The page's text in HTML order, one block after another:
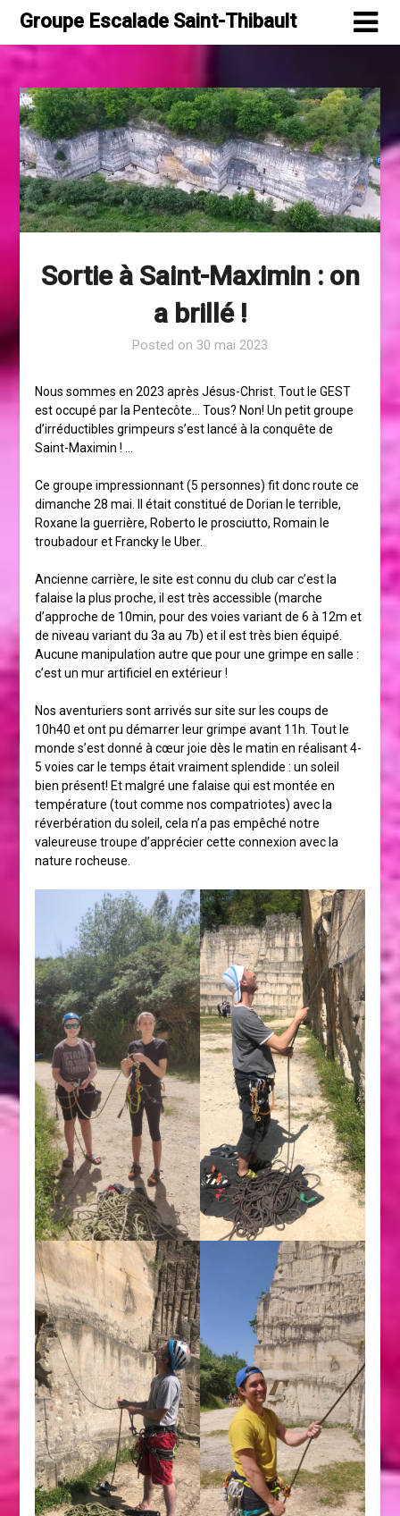
Skip
content
Groupe Escalade Saint-Thibault
Sortie à Saint-Maximin : on
a brillé !
Posted on 30 mai 2023
Nous sommes en 2023 après Jésus-Christ. Tout le GEST
est occupé par la Pentecôte… Tous? Non! Un petit groupe
d’irréductibles grimpeurs s’est lancé à la conquête de
Saint-Maximin ! …
Ce groupe impressionnant (5 personnes) fit donc route ce
dimanche 28 mai. Il était constitué de Dorian le terrible,
Roxane la guerrière, Roberto le prosciutto, Romain le
troubadour et Francky le Uber.
Ancienne carrière, le site est connu du club car c’est la
falaise la plus proche, il est très accessible (marche
d’approche de 10min, pour des voies variant de 6 à 12m et
de niveau variant du 3a au 7b) et il est très bien équipé.
Aucune manipulation autre que pour une grimpe en salle :
c’est un mur artificiel en extérieur !
Nos aventuriers sont arrivés sur site sur les coups de
10h40 et ont pu démarrer leur grimpe avant 11h. Tout le
monde s’est donné à cœur joie dès le matin en réalisant 4-
5 voies car le temps était vraiment splendide : un soleil
bien présent! Et malgré une falaise qui est montée en
température (tout comme nos compatriotes) avec la
réverbération du soleil, cela n’a pas empêché notre
valeureuse troupe d’apprécier cette connexion avec la
nature rocheuse.